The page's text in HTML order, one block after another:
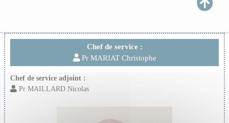
Chef de service :
Pr MARIAT Christophe
Chef de service adjoint :
Pr MAILLARD Nicolas